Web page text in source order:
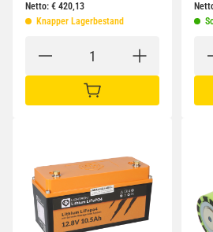
Netto: € 420,13
Knapper Lagerbestand
IN DEN WARENKORB